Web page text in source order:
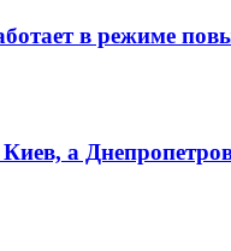
в режиме
а